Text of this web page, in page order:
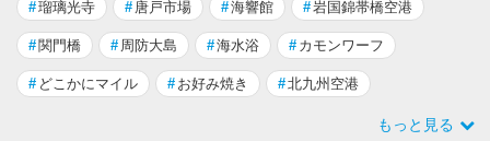
#瑠璃光寺 # 唐戸市場 #海響館 #岩国錦帯橋空港
# 関門橋 # 周防大島 #海水浴 # カモンワーフ
# どこかにマイル # お好み焼き #北九州空港
もっと見る